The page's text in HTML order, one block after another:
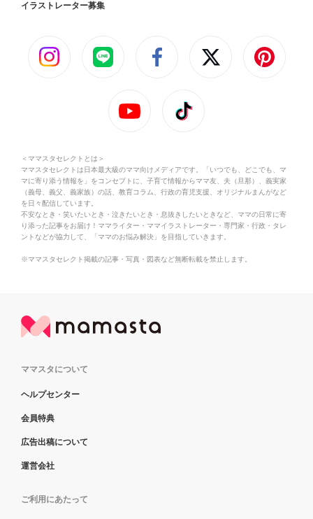
イラストレーター募集
＜ママスタセレクトとは＞
ママスタセレクトは日本最大級のママ向けメディアです。「いつでも、どこでも、マ
マに寄り添う情報を」をコンセプトに、子育て情報からママ友、夫（旦那）、義実家
（義母、義父、義家族）の話、教育コラム、行政の育児支援、オリジナルまんがなど
を日々配信しています。
不安なとき・笑いたいとき・泣きたいとき・息抜きしたいときなど、ママの日常に寄
り添った記事をお届け！ママライター・ママイラストレーター・専門家・行政・タレ
ントなどが協力して、「ママのお悩み解決」を目指していきます。
※ママスタセレクト掲載の記事・写真・図表など無断転載を禁止します。
ママスタについて
ヘルプセンター
会員特典
広告出稿について
運営会社
ご利用にあたって